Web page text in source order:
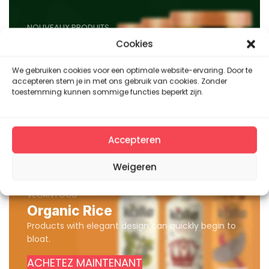
Cookies
We gebruiken cookies voor een optimale website-ervaring. Door te
accepteren stem je in met ons gebruik van cookies. Zonder
toestemming kunnen sommige functies beperkt zijn.
Accepteren
Weigeren
NOUVEAUX PRODUITS
Roar Ice cream
design.
AU MAGASIN
VEGAN FOOD
Organic Rice
Products with elegant design can quickly begin to
bloat.
ACHETEZ MAINTENANT